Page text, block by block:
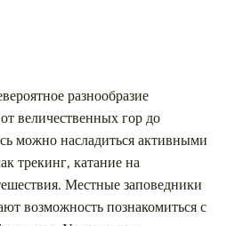
разнообразие
величественных гор до
можно насладиться активными
трекинг, катание на
Местные заповедники
возможность познакомиться с